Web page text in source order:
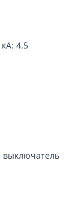
4.5
выключатель